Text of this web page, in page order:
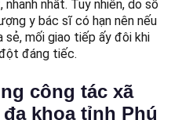
nhất. Tuy nhiên, do số
y bác sĩ có hạn nên nếu
sẻ, mối giao tiếp ấy đôi khi
đáng tiếc.
công tác xã
khoa tỉnh Phú